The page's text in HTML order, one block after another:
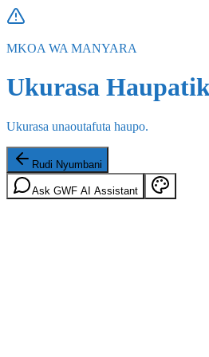
MKOA WA MANYARA
Ukurasa
Ukurasa unaoutafuta haupo.
Rudi Nyumbani
Ask GWF AI Assistant